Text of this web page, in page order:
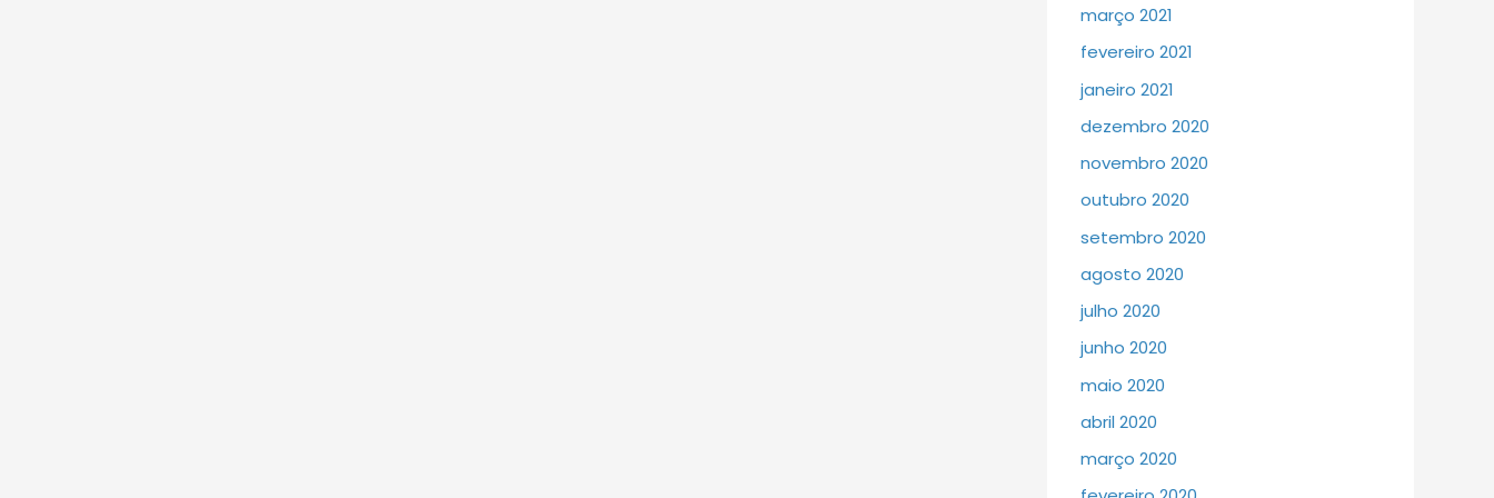
março 2021
fevereiro 2021
janeiro 2021
dezembro 2020
novembro 2020
outubro 2020
setembro 2020
agosto 2020
julho 2020
junho 2020
maio 2020
abril 2020
março 2020